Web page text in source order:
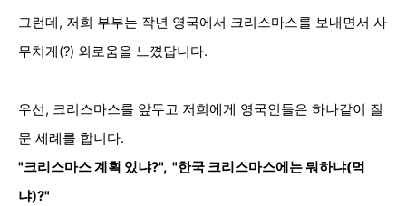
그런데, 저희 부부는 작년 영국에서 크리스마스를 보내면서 사
무치게(?) 외로움을 느꼈답니다.
우선, 크리스마스를 앞두고 저희에게 영국인들은 하나같이 질
문 세례를 합니다.
"크리스마스 계획 있냐?", "한국 크리스마스에는 뭐하냐(먹
냐)?"